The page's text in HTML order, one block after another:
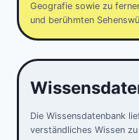
Geografie sowie zu
und berühmten
Die Wissensdatenbank
verständliches Wissen